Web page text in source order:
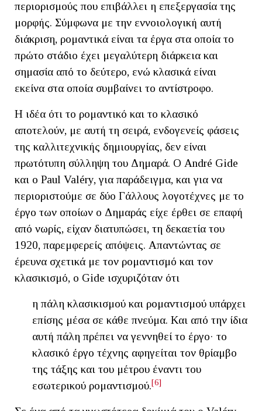
περιορισμούς που επιβάλλει η επεξεργασία της
μορφής. Σύμφωνα με την εννοιολογική αυτή
διάκριση, ρομαντικά είναι τα έργα στα οποία το
πρώτο στάδιο έχει μεγαλύτερη διάρκεια και
σημασία από το δεύτερο, ενώ κλασικά είναι
εκείνα στα οποία συμβαίνει το αντίστροφο.
Η ιδέα ότι το ρομαντικό και το κλασικό
αποτελούν, με αυτή τη σειρά, ενδογενείς φάσεις
της καλλιτεχνικής δημιουργίας, δεν είναι
πρωτότυπη σύλληψη του Δημαρά. Ο André Gide
και ο Paul Valéry, για παράδειγμα, και για να
περιοριστούμε σε δύο Γάλλους λογοτέχνες με το
έργο των οποίων ο Δημαράς είχε έρθει σε επαφή
από νωρίς, είχαν διατυπώσει, τη δεκαετία του
1920, παρεμφερείς απόψεις. Απαντώντας σε
έρευνα σχετικά με τον ρομαντισμό και τον
κλασικισμό, ο Gide ισχυριζόταν ότι
η πάλη κλασικισμού και ρομαντισμού υπάρχει
επίσης μέσα σε κάθε πνεύμα. Και από την ίδια
αυτή πάλη πρέπει να γεννηθεί το έργο· το
κλασικό έργο τέχνης αφηγείται τον θρίαμβο
της τάξης και του μέτρου έναντι του
εσωτερικού ρομαντισμού.[6]